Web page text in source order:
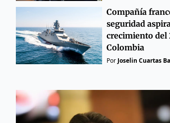
Compañía
seguridad
crecimiento del
Colombia
Por Joselin Cuartas